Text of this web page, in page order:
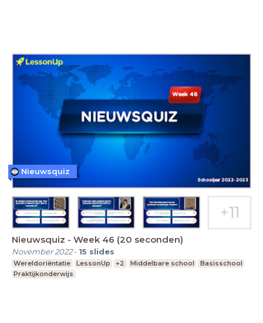
Nieuwsquiz - Week 46 (20 seconden)
November 2022- 15 slides
Wereldoriëntatie LessonUp +2 Middelbare school
Basisschool
Praktijkonderwijs
Nieuwsquiz